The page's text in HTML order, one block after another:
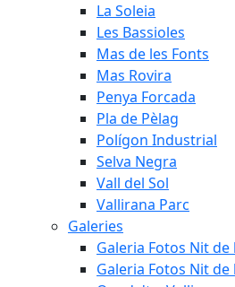
La Soleia
Les Bassioles
Mas de les Fonts
Mas Rovira
Penya Forcada
Pla de Pèlag
Polígon Industrial
Selva Negra
Vall del Sol
Vallirana Parc
Galeries
Galeria Fotos Nit
Galeria Fotos Nit